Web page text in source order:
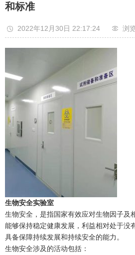
和标准
2022年12月30日 22:17:24 浏
生物安全实验室
生物安全，是指国家有效应对生物因子及
能够保持稳定健康发展，利益相对处于没
具备保障持续发展和持续安全的能力。
生物安全涉及的活动包括：